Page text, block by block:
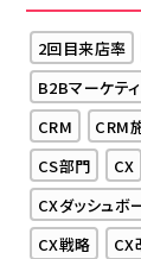
2回目来店率
B2Bマーケテ
CRM
CRM
CS部門
CX
CXダッシュボ
CX戦略
CX